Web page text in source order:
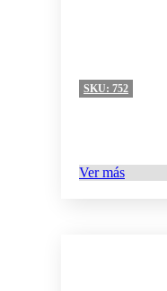
SKU: 752
Ver más